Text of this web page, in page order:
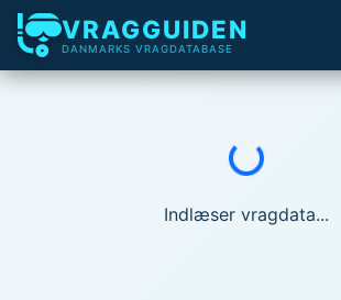
VRAGGUIDEN
DANMARKS VRAGDATABASE
Indlæser...
Indlæser vragdata...